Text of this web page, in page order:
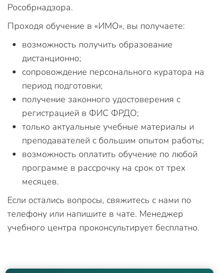
Рособрнадзора.
Проходя обучение в «ИМО», вы получаете:
возможность получить образование
дистанционно;
сопровождение персонального куратора на
период подготовки;
получение законного удостоверения с
регистрацией в ФИС ФРДО;
только актуальные учебные материалы и
преподавателей с большим опытом работы;
возможность оплатить обучение по любой
программе в рассрочку на срок от трех
месяцев.
Если остались вопросы, свяжитесь с нами по
телефону или напишите в чате. Менеджер
учебного центра проконсультирует бесплатно.